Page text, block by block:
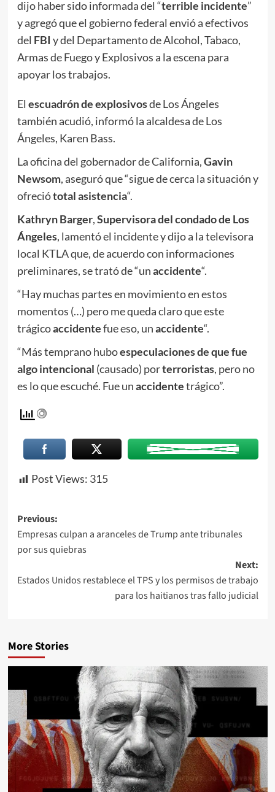
dijo haber sido informada del “terrible incidente”
y agregó que el gobierno federal envió a efectivos
del FBI y del Departamento de Alcohol, Tabaco,
Armas de Fuego y Explosivos a la escena para
apoyar los trabajos.
El escuadrón de explosivosde Los Ángeles
también acudió, informó la alcaldesa de Los
Ángeles, Karen Bass.
La oficina del gobernador de California,Gavin
Newsom, aseguró que “sigue de cerca la situación y
ofreciótotal asistencia“.
Kathryn Barger,Supervisora del condado de Los
Ángeles, lamentó el incidente y dijo a la televisora
local KTLA que, de acuerdo con informaciones
preliminares, se trató de “unaccidente“.
“Hay muchas partes en movimiento en estos
momentos (…) pero me queda claro que este
trágicoaccidentefue eso, unaccidente“.
“Más temprano huboespeculaciones de que fue
algo intencional (causado) porterroristas, pero no
es lo que escuché. Fue unaccidentetrágico”.
Post Views: 315
Previous:
Empresas culpan a aranceles de Trump ante tribunales
por sus quiebras
Next:
Estados Unidos restablece el TPS y los permisos de trabajo
para los haitianos tras fallo judicial
More Stories